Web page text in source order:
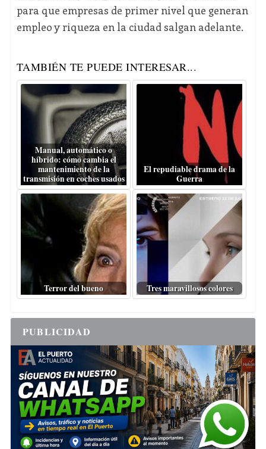
para que empresas de primer nivel que generan
empleo y riqueza en la ciudad salgan adelante.
TAMBIÉN TE PUEDE INTERESAR...
Manual, automático o
híbrido: cómo cambia el
mantenimiento de la
transmisión en coches usados
El repudiable drama de la
Guerra
Terror del bueno Tres maravillosos colores
PUBLICIDAD